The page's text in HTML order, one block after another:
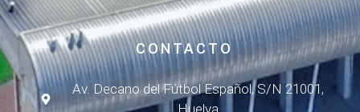
CONTACTO
Av. Decano del Fútbol Español, S/N 21001,